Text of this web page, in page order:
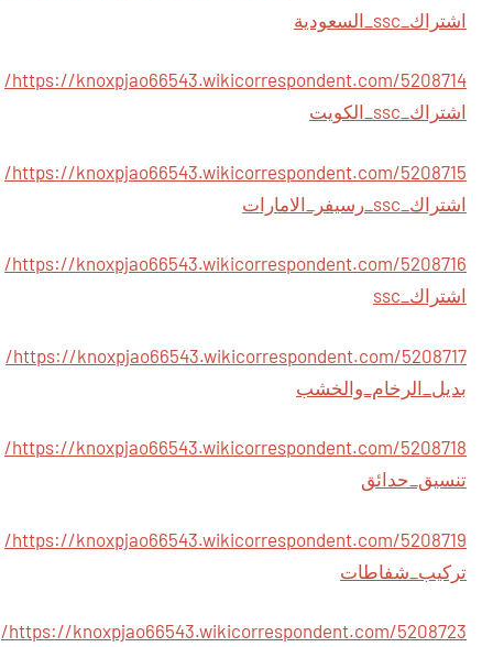
اشتراك_ssc_السعودية
https://knoxpjao66543.wikicorrespondent.com/5208714/
اشتراك_ssc_الكويت
https://knoxpjao66543.wikicorrespondent.com/5208715/
اشتراك_ssc_رسيفر_الامارات
https://knoxpjao66543.wikicorrespondent.com/5208716/
اشتراك_ssc
https://knoxpjao66543.wikicorrespondent.com/5208717/
بديل_الرخام_والخشب
https://knoxpjao66543.wikicorrespondent.com/5208718/
تنسيق_حدائق
https://knoxpjao66543.wikicorrespondent.com/5208719/
تركيب_شفاطات
https://knoxpjao66543.wikicorrespondent.com/5208723/